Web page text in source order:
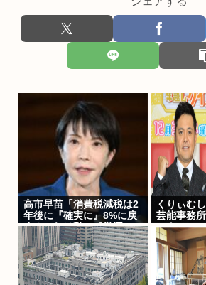
高市早苗「消費税減税は2
年後に『確実に』8%に戻
す！これは私の『覚悟』
だ！最後まで責任を持って
確実に行う」
くりぃむ
芸能事務
ックス」
に災害義